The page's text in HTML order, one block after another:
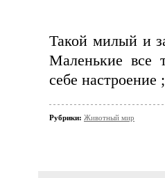
Такой милый и
Маленькие все
себе настроение
Рубрики: Животный мир